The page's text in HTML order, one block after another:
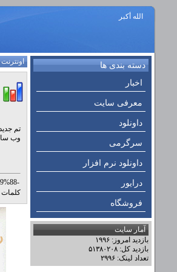
الله أكبر
دسته بندی ها
اخبار
معرفی سایت
داونلود
سرگرمی
داونلود نرم افزار
درایور
فروشگاه
آمار سایت
بازدید امروز: ۱۹۹۶
بازدید کل: ۵۱۳۸۰۲۰۸
تعداد لینک: ۲۹۹۶
اونترنت
وب
کلمات